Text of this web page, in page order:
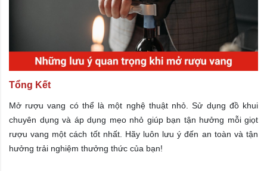
Tổng Kết
Mở rượu vang có thể là một nghệ thuật nhỏ. Sử dụng đồ khui
chuyên dụng và áp dụng mẹo nhỏ giúp bạn tận hưởng mỗi giọt
rượu vang một cách tốt nhất. Hãy luôn lưu ý đến an toàn và tận
hưởng trải nghiệm thưởng thức của bạn!